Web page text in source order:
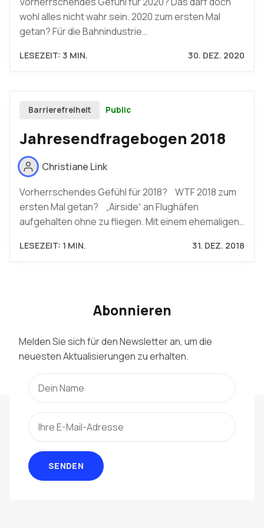
wohl alles nicht wahr sein. 2020 zum ersten Mal
getan? Für die Bahnindustrie…
LESEZEIT: 3 MIN. 30. DEZ. 2020
Barrierefreiheit Public
Jahresendfragebogen 2018
Christiane Link
Vorherrschendes Gefühl für 2018? WTF 2018 zum
ersten Mal getan? „Airside“ an Flughäfen
aufgehalten ohne zu fliegen. Mit einem ehemaligen…
LESEZEIT: 1 MIN. 31. DEZ. 2018
Abonnieren
Melden Sie sich für den Newsletter an, um die
neuesten Aktualisierungen zu erhalten.
SENDEN